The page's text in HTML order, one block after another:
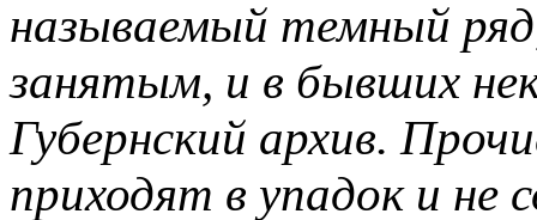
называемый темный
занятым, и в бывших
Губернский архив.
приходят в упадок и не